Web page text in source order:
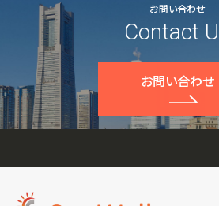
お問い合わせ
Contact
お問い合わせ